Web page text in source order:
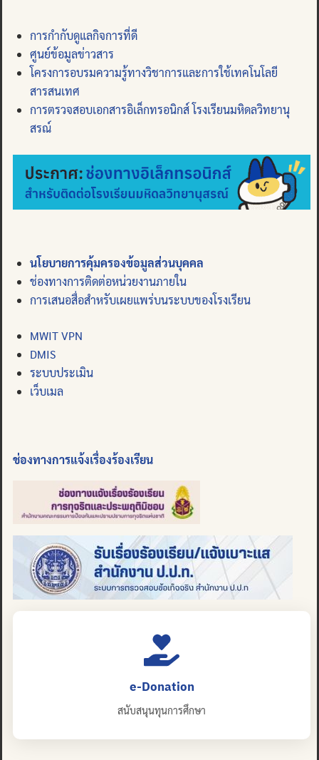
การกำกับดูแลกิจการที่ดี
ศูนย์ข้อมูลข่าวสาร
โครงการอบรมความรู้ทางวิชาการและการใช้เทคโนโลยี
สารสนเทศ
การตรวจสอบเอกสารอิเล็กทรอนิกส์ โรงเรียนมหิดลวิทยานุ
สรณ์
นโยบายการคุ้มครองข้อมูลส่วนบุคคล
ช่องทางการติดต่อหน่วยงานภายใน
การเสนอสื่อสำหรับเผยแพร่บนระบบของโรงเรียน
MWIT VPN
DMIS
ระบบประเมิน
เว็บเมล
ช่องทางการแจ้งเรื่องร้องเรียน
e-Donation
สนับสนุนทุนการศึกษา